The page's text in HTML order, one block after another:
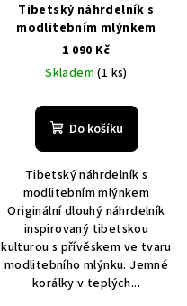
Tibetský náhrdelník s
modlitebním mlýnkem
1 090 Kč
Skladem(1 ks)
Do košíku
Tibetský náhrdelník s
modlitebním mlýnkem
Originální dlouhý náhrdelník
inspirovaný tibetskou
kulturou s přívěskem ve tvaru
modlitebního mlýnku. Jemné
korálky v teplých...